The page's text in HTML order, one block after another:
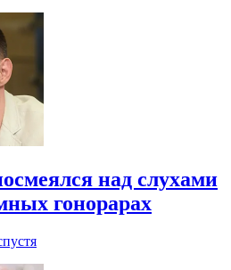
над слухами
гонорарах